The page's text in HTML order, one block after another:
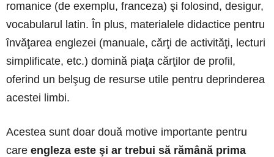
romanice (de exemplu, franceza) şi folosind, desigur,
vocabularul latin. În plus, materialele didactice pentru
învăţarea englezei (manuale, cărţi de activităţi, lecturi
simplificate, etc.) domină piaţa cărţilor de profil,
oferind un belşug de resurse utile pentru deprinderea
acestei limbi.
Acestea sunt doar două motive importante pentru
care engleza este şi ar trebui să rămână prima